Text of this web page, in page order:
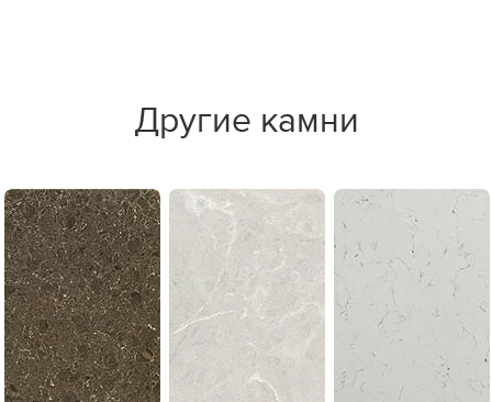
Другие камни